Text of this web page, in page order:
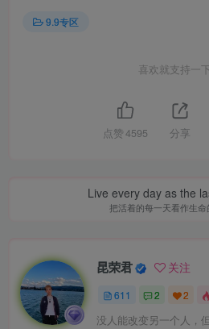
9.9专区
喜欢就支持一
点赞 4595 分享
Live every day as the
把活着的每一天看作生命
昆荣君 关注
611 2 2